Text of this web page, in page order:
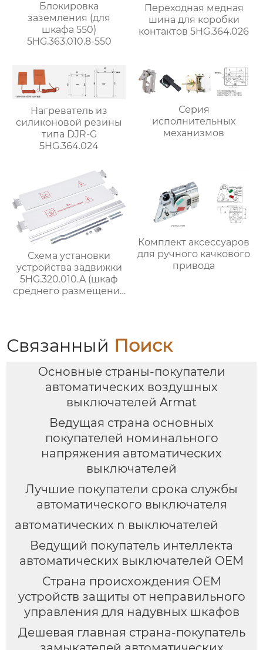
Блокировка
заземления (для
шкафа 550)
5HG.363.010.8-550
Переходная медная
шина для коробки
контактов 5HG.364.026
Нагреватель из
силиконовой резины
типа DJR-G
5HG.364.024
Серия
исполнительных
механизмов
Схема установки
устройства задвижки
5HG.320.010.A (шкаф
среднего размещения
Комплект аксессуаров
для ручного качкового
привода
Связанный Поиск
Основные страны-покупатели
автоматических воздушных
выключателей Armat
Ведущая страна основных
покупателей номинального
напряжения автоматических
выключателей
Лучшие покупатели срока службы
автоматического выключателя
автоматических n выключателей
Ведущий покупатель интеллекта
автоматических выключателей OEM
Страна происхождения OEM
устройств защиты от неправильного
управления для надувных шкафов
Дешевая главная страна-покупатель